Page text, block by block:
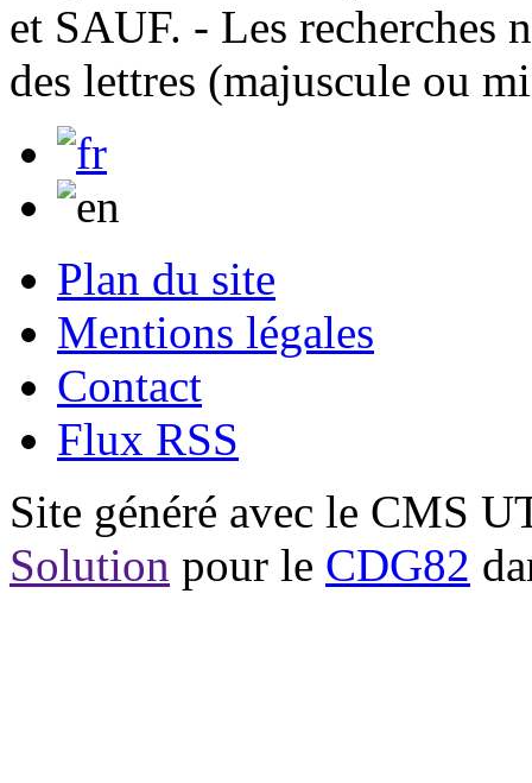
et SAUF. - Les recherches
des lettres (majuscule ou
Plan du site
Mentions légales
Contact
Flux RSS
Site généré avec le CMS
Solution pour le CDG82